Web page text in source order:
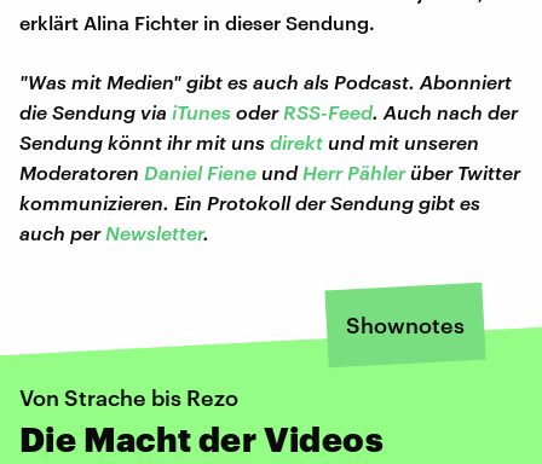
erklärt Alina Fichter in dieser Sendung.
"Was mit Medien" gibt es auch als Podcast. Abonniert
die Sendung via iTunes oder RSS-Feed. Auch nach der
Sendung könnt ihr mit uns direkt und mit unseren
Moderatoren Daniel Fiene und Herr Pählerüber Twitter
kommunizieren. Ein Protokoll der Sendung gibt es
auch per Newsletter.
Shownotes
Von Strache bis Rezo
Die Macht der Videos